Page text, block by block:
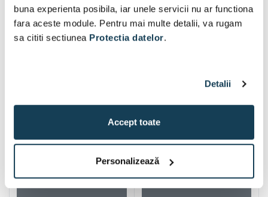
buna experienta posibila, iar unele servicii nu ar functiona
fara aceste module. Pentru mai multe detalii, va rugam
sa cititi sectiunea Protectia datelor.
Detalii
Accept toate
Personalizează
Alti clienti au vizitat si